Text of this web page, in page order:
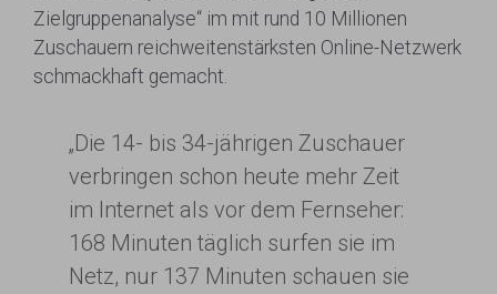
Zielgruppenanalyse“ im mit rund 10 Millionen
Zuschauern reichweitenstärksten Online-Netzwerk
schmackhaft gemacht.
„Die 14- bis 34-jährigen Zuschauer
verbringen schon heute mehr Zeit
im Internet als vor dem Fernseher:
168 Minuten täglich surfen sie im
Netz, nur 137 Minuten schauen sie